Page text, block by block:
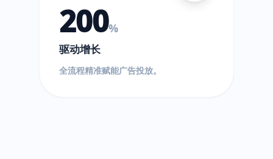
200%
驱动增长
全流程精准赋能广告投放。